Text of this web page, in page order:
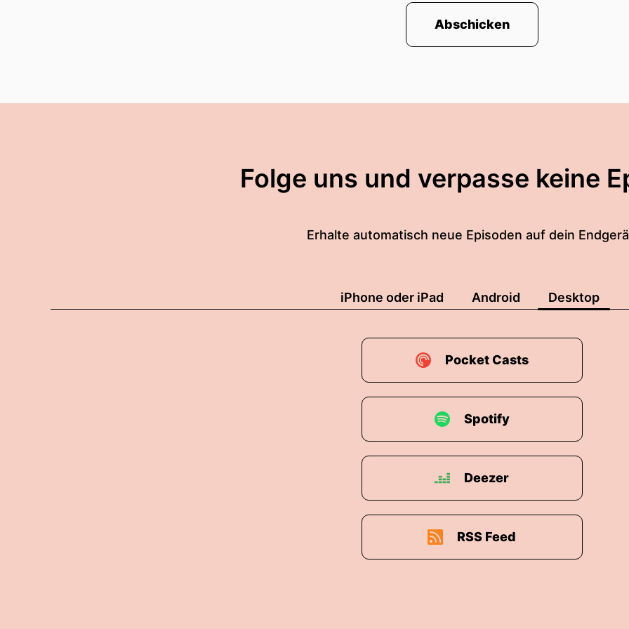
Abschicken
Folge uns und verpasse keine
Erhalte automatisch neue Episoden auf dein
iPhone oder iPad Android Desktop
Pocket Casts
Spotify
Deezer
RSS Feed